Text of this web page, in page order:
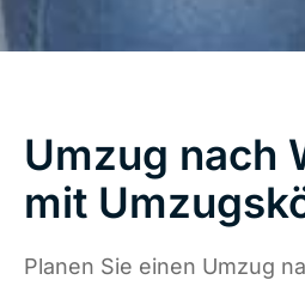
Umzug nach
mit
Planen Sie einen Umzug